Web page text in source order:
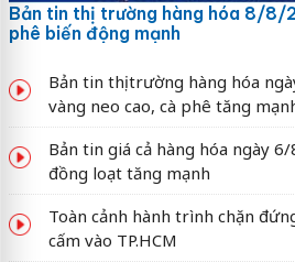
Bản tin thị trường hàng hóa 8/8/
phê biến động mạnh
Bản tin thị trường hàng hóa
vàng neo cao, cà phê tăng
Bản tin giá cả hàng hóa ngày
đồng loạt tăng mạnh
Toàn cảnh hành trình chặn
cấm vào TP.HCM